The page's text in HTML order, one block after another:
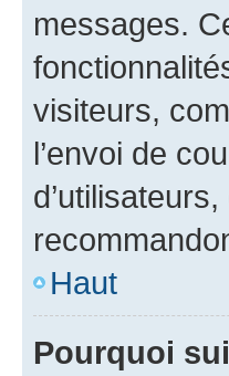
messages.
visiteurs,
l’envoi de
Haut
Pourquoi